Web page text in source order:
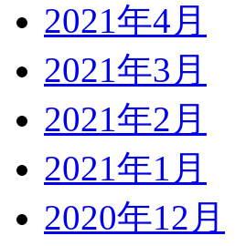
2021年4月
2021年3月
2021年2月
2021年1月
2020年12月